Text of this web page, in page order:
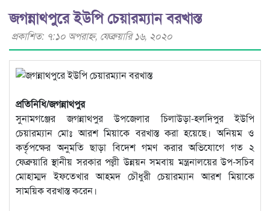
জগন্নাথপুরে ইউপি চেয়ারম্যান বরখাস্ত
প্রকাশিত: ৭:১০ অপরাহ্ণ, ফেব্রুয়ারি ১৬, ২০২০
প্রতিনিধি/জগন্নাথপুর
সুনামগঞ্জের জগন্নাথপুর উপজেলার চিলাউড়া-হলদিপুর ইউপি
চেয়ারম্যান মোঃ আরশ মিয়াকে বরখাস্ত করা হয়েছে। অনিয়ম ও
কর্তৃপক্ষের অনুমতি ছাড়া বিদেশ গমণ করার অভিযোগে গত ২
ফেব্রুয়ারি স্থানীয় সরকার পল্লী উন্নয়ন সমবায় মন্ত্রনালয়ের উপ-সচিব
মোহাম্মদ ইফতেখার আহমদ চৌধুরী চেয়ারম্যান আরশ মিয়াকে
সাময়িক বরখাস্ত করেন।